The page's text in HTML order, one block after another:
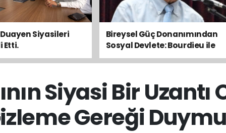
Duayen Siyasileri
Etti.
Bireysel Güç Donanımından
Sosyal Devlete: Bourdieu ile
Toplumsal Dengeyi Okumak
Siyasi Bir Uzantı
Gereği